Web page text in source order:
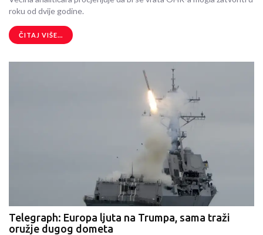
roku od dvije godine.
ČITAJ VIŠE...
Telegraph: Europa ljuta na Trumpa, sama traži
oružje dugog dometa